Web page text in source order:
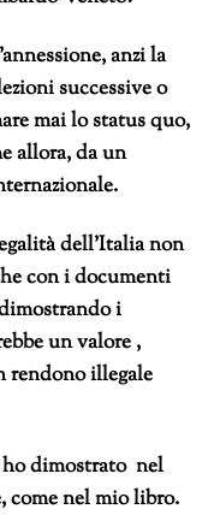
anzi la
successive o
mai lo status quo,
allora, da un
dell’Italia non
con i documenti
i
un valore ,
rendono illegale
dimostrato nel
come nel mio libro.